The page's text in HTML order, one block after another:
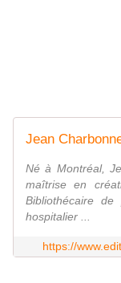
Jean
Né à Montréal,
maîtrise en
Bibliothécaire
hospitalier ...
https://